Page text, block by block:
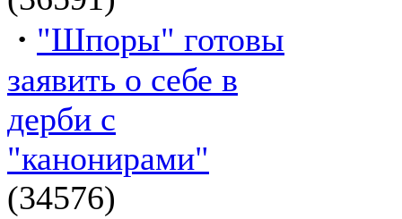
· "Шпоры" готовы
заявить о себе в
дерби с
"канонирами"
(34576)